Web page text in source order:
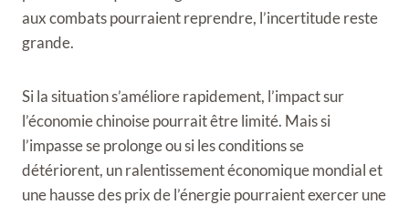
aux combats pourraient reprendre, l’incertitude reste
grande.
Si la situation s’améliore rapidement, l’impact sur
l’économie chinoise pourrait être limité. Mais si
l’impasse se prolonge ou si les conditions se
détériorent, un ralentissement économique mondial et
une hausse des prix de l’énergie pourraient exercer une